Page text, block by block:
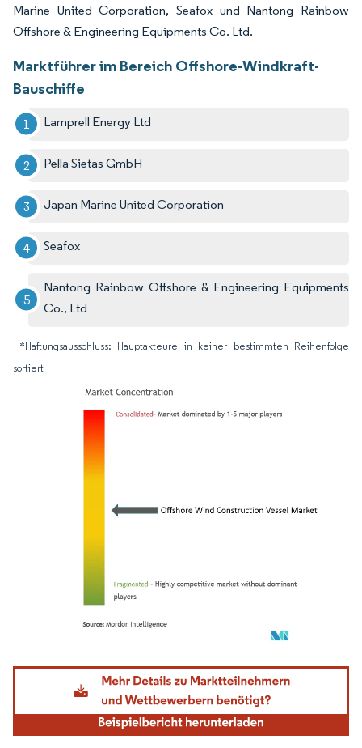
Marine United Corporation, Seafox und Nantong Rainbow
Offshore & Engineering Equipments Co. Ltd.
Marktführer im Bereich Offshore-Windkraft-
Bauschiffe
Lamprell Energy Ltd
Pella Sietas GmbH
Japan Marine United Corporation
Seafox
Nantong Rainbow Offshore & Engineering Equipments
Co., Ltd
*Haftungsausschluss: Hauptakteure in keiner bestimmten Reihenfolge
sortiert
Bild © Mordor Intelligence. Wiederverwendung erfordert Namensnennung gemäß